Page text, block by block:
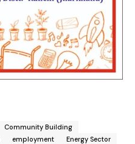
Community Building
employment
Energy Sector